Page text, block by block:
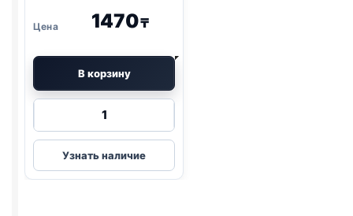
1470₸
В корзину
Количество
Little
One
лак.
Узнать наличие